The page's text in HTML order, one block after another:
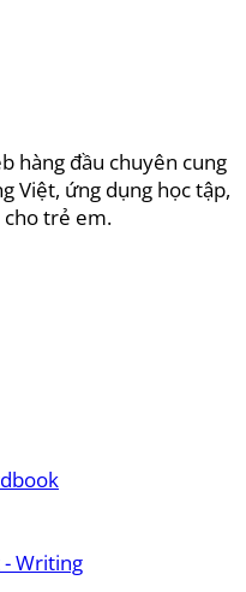
hàng đầu chuyên cung
Việt, ứng dụng học tập,
cho trẻ em.
- Writing